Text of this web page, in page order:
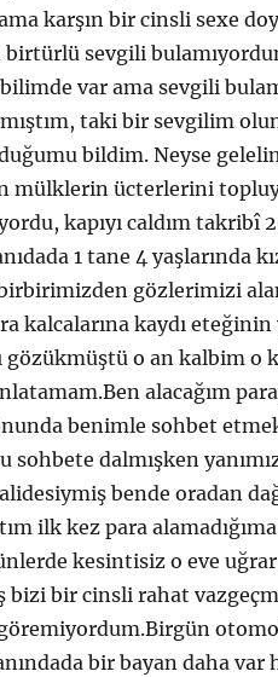
karşın bir cinsli sexe
sevgili
var ama sevgili
taki bir sevgilim
bildim. Neyse
mülklerin ücterlerini
kapıyı caldım takribî
1 tane 4 yaşlarında
gözlerimizi
kalcalarına kaydı eteğinin
gözükmüştü o an kalbim o
alacağım
benimle sohbet
dalmışken
bende oradan
ilk kez para
kesintisiz o eve
bizi bir cinsli rahat
göremiyordum.Birgün
bir bayan daha var